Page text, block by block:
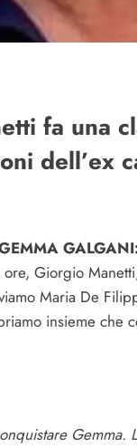
fa una
dell’ex
GALGANI:
ore, Giorgio
Maria De
insieme che
Gemma.